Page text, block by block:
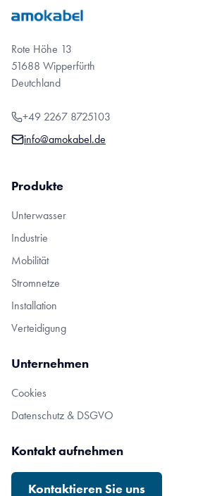
Rote Höhe 13
51688 Wipperfürth
Deutchland
+49 2267 8725103
info@amokabel.de
Produkte
Unterwasser
Industrie
Mobilität
Stromnetze
Installation
Verteidigung
Unternehmen
Cookies
Datenschutz & DSGVO
Kontakt aufnehmen
Kontaktieren Sie uns